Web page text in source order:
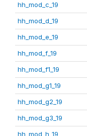
hh_mod_c_19
hh_mod_d_19
hh_mod_e_19
hh_mod_f_19
hh_mod_f1_19
hh_mod_g1_19
hh_mod_g2_19
hh_mod_g3_19
hh_mod_h_19